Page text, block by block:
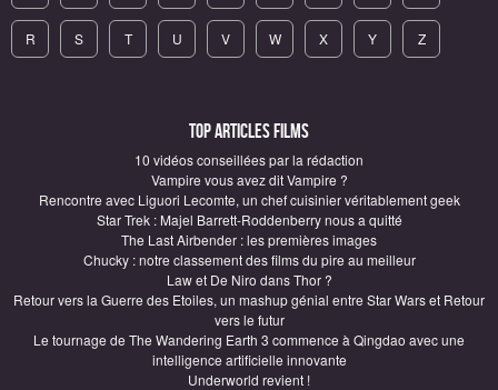
R S T U V W X Y Z
Top articles Films
10 vidéos conseillées par la rédaction
Vampire vous avez dit Vampire ?
Rencontre avec Liguori Lecomte, un chef cuisinier véritablement geek
Star Trek : Majel Barrett-Roddenberry nous a quitté
The Last Airbender : les premières images
Chucky : notre classement des films du pire au meilleur
Law et De Niro dans Thor ?
Retour vers la Guerre des Etoiles, un mashup génial entre Star Wars et Retour
vers le futur
Le tournage de The Wandering Earth 3 commence à Qingdao avec une
intelligence artificielle innovante
Underworld revient !